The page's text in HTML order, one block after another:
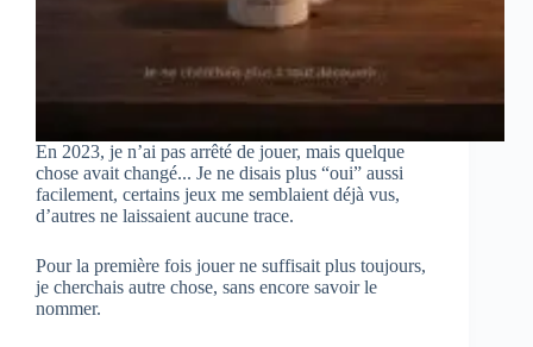
En 2023, je n’ai pas arrêté de jouer, mais quelque
chose avait changé... Je ne disais plus “oui” aussi
facilement, certains jeux me semblaient déjà vus,
d’autres ne laissaient aucune trace.
Pour la première fois jouer ne suffisait plus toujours,
je cherchais autre chose, sans encore savoir le
nommer.